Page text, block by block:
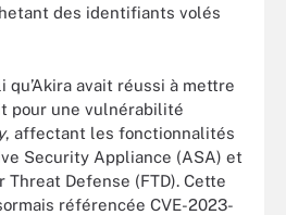
des identifiants volés
qu’Akira avait réussi à mettre
pour une vulnérabilité
, affectant les fonctionnalités
Security Appliance (ASA) et
Defense (FTD). Cette
référencée CVE-2023-